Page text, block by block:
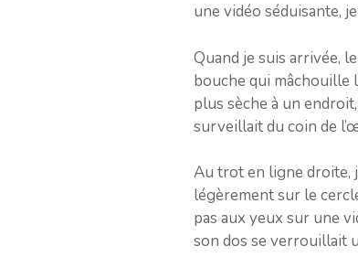
une vidéo séduisante,
Quand je suis arrivée,
bouche qui mâchouille
plus sèche à un
surveillait du coin de
Au trot en ligne droite,
légèrement sur le
pas aux yeux sur une
son dos se verrouillait